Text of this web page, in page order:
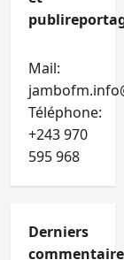
Mail:
Téléphone:
+243 970
595 968
Derniers